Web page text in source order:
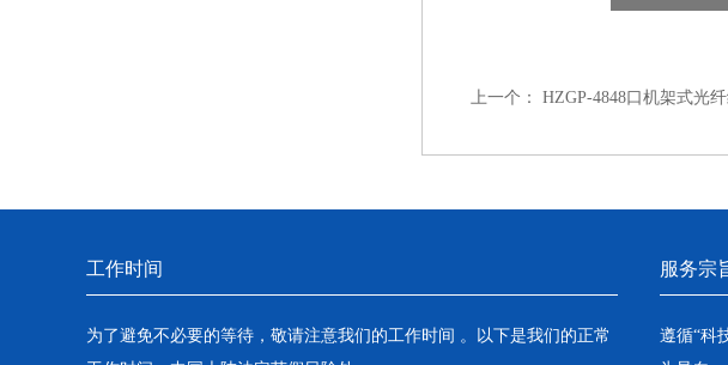
上一个： HZGP-4848口机架式光
工作时间
为了避免不必要的等待，敬请注意我们的工作时间 。以下是我们的正常
服务宗
遵循“科